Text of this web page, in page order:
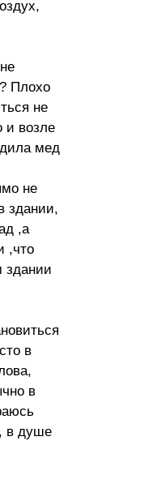
Плохо
не
и возле
мед
не
здании,
,а
,что
здании
в
в
в душе